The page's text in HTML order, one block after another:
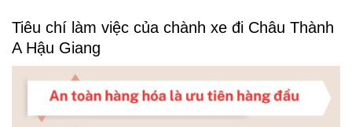
Tiêu chí làm việc của chành xe đi Châu Thành
A Hậu Giang